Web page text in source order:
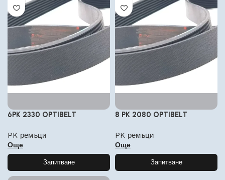
6PK 2330 OPTIBELT
PK ремъци
Още
Запитване
8 PK 2080 OPTIBELT
PK ремъци
Още
Запитване